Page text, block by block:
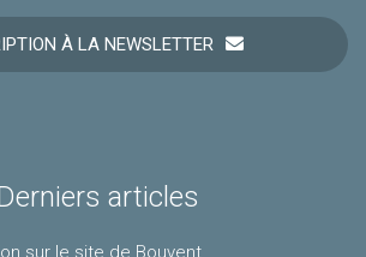
À LA NEWSLETTER
articles
sur le site de Bouvent